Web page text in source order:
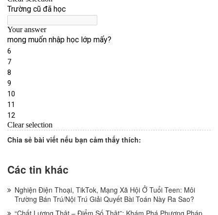
Chia sẻ bài viết nếu bạn cảm thấy thích:
Các tin khác
Nghiện Điện Thoại, TikTok, Mạng Xã Hội Ở Tuổi Teen: Môi
Trường Bán Trú/Nội Trú Giải Quyết Bài Toán Này Ra Sao?
“Chất Lượng Thật – Điểm Số Thật”: Khám Phá Phương Pháp